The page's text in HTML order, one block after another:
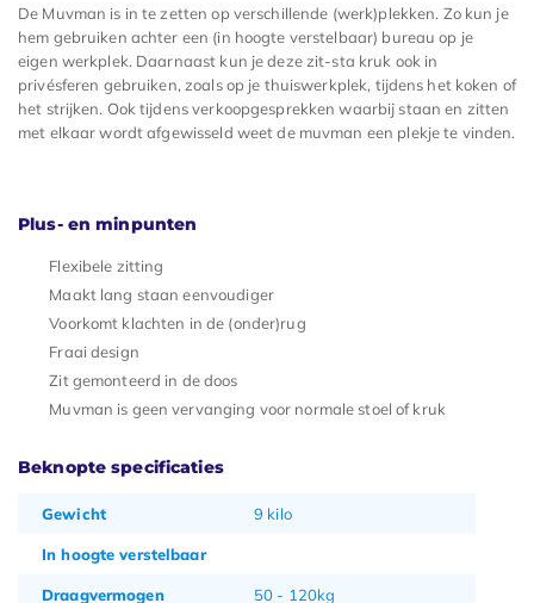
De Muvman is in te zetten op verschillende (werk)plekken. Zo kun je
hem gebruiken achter een (in hoogte verstelbaar) bureau op je
eigen werkplek. Daarnaast kun je deze zit-sta kruk ook in
privésferen gebruiken, zoals op je thuiswerkplek, tijdens het koken of
het strijken. Ook tijdens verkoopgesprekken waarbij staan en zitten
met elkaar wordt afgewisseld weet de muvman een plekje te vinden.
Plus- en minpunten
Flexibele zitting
Maakt lang staan eenvoudiger
Voorkomt klachten in de (onder)rug
Fraai design
Zit gemonteerd in de doos
Muvman is geen vervanging voor normale stoel of kruk
Beknopte specificaties
Gewicht 9 kilo
In hoogte verstelbaar
Draagvermogen 50 - 120kg